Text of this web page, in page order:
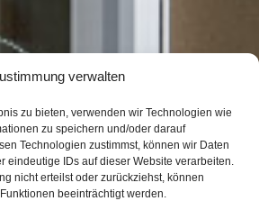
verwalten
zu bieten, verwenden wir Technologien wie
zu speichern und/oder darauf
Technologien zustimmst, können wir Daten
eindeutige IDs auf dieser Website verarbeiten.
nicht erteilst oder zurückziehst, können
beeinträchtigt werden.